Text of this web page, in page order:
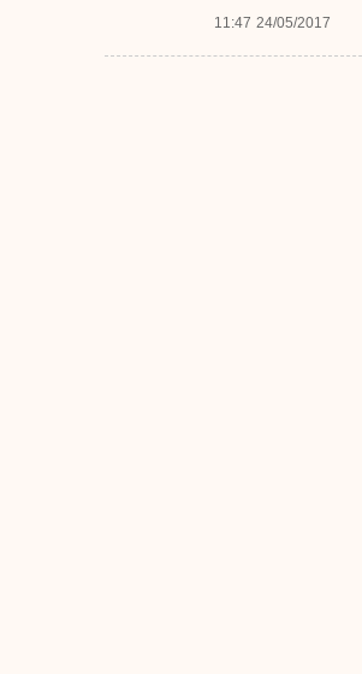
24/05/2017
11:47